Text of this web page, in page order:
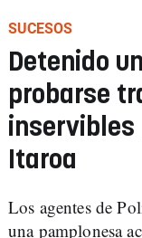
SUCESOS
Detenido
probarse
inservibles
Itaroa
Los agentes de
una pamplonesa